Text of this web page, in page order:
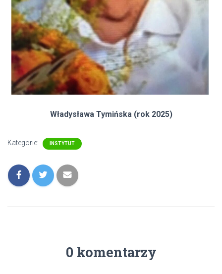
Władysława Tymińska (rok 2025)
Kategorie: INSTYTUT
0 komentarzy